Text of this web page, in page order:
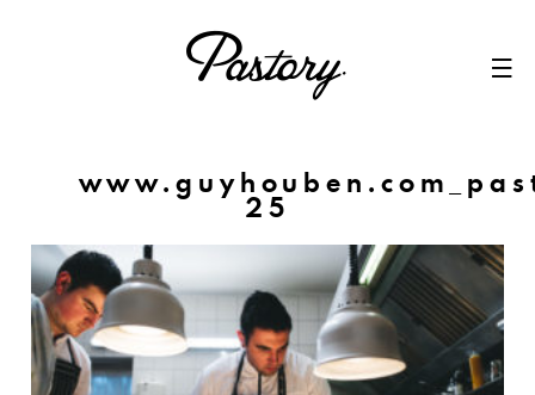
25